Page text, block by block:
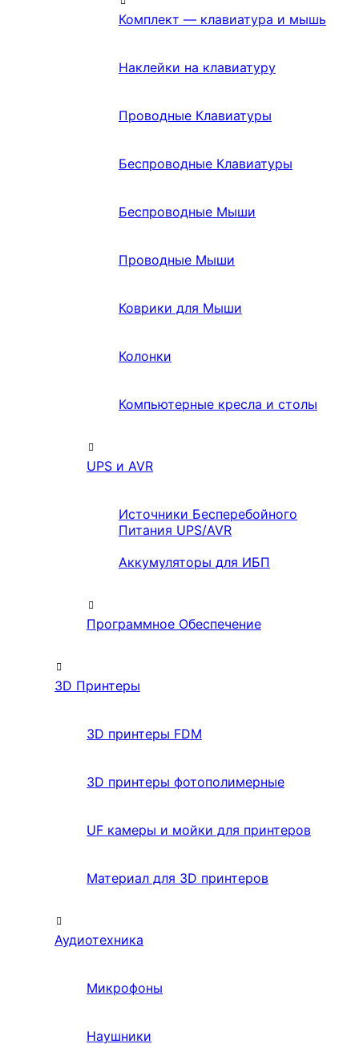
Комплект — клавиатура и мышь
Наклейки на клавиатуру
Проводные Клавиатуры
Беспроводные Клавиатуры
Беспроводные Мыши
Проводные Мыши
Коврики для Мыши
Колонки
Компьютерные кресла и столы
UPS и AVR
Источники Бесперебойного
Питания UPS/AVR
Аккумуляторы для ИБП
Программное Обеспечение
3D Принтеры
3D принтеры FDM
3D принтеры фотополимерные
UF камеры и мойки для принтеров
Материал для 3D принтеров
Аудиотехника
Микрофоны
Наушники